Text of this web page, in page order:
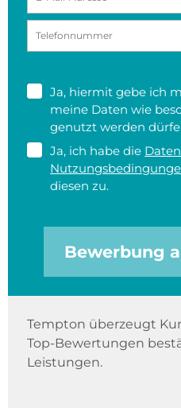
Ja, hiermit gebe ich
meine Daten wie
genutzt werden
Ja, ich habe die
diesen zu.
Bewerbung
Tempton überzeugt
Top-Bewertungen
Leistungen.